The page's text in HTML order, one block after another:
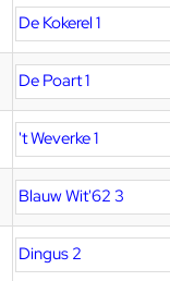
De Kokerel 1
De Poart 1
't Weverke 1
Blauw Wit'62 3
Dingus 2